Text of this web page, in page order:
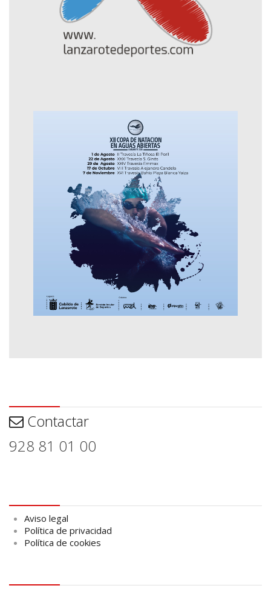
Contactar
928 81 01 00
Aviso legal
Política de privacidad
Política de cookies